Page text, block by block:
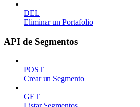
DEL
Eliminar un Portafolio
API de Segmentos
POST
Crear un Segmento
GET